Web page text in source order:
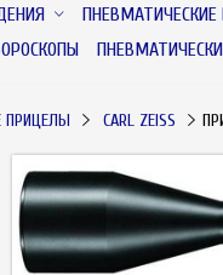
ПНЕВМАТИЧЕСКИЕ
ПРИЦЕЛЫ CARL ZEISS